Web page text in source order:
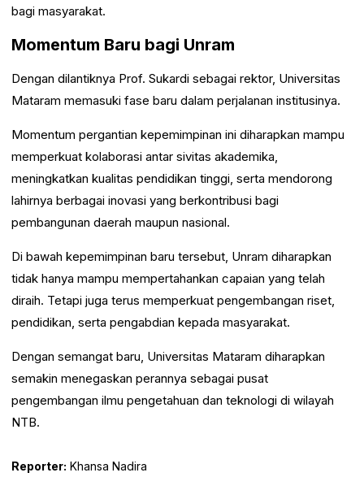
bagi masyarakat.
Momentum Baru bagi Unram
Dengan dilantiknya Prof. Sukardi sebagai rektor, Universitas
Mataram memasuki fase baru dalam perjalanan institusinya.
Momentum pergantian kepemimpinan ini diharapkan mampu
memperkuat kolaborasi antar sivitas akademika,
meningkatkan kualitas pendidikan tinggi, serta mendorong
lahirnya berbagai inovasi yang berkontribusi bagi
pembangunan daerah maupun nasional.
Di bawah kepemimpinan baru tersebut, Unram diharapkan
tidak hanya mampu mempertahankan capaian yang telah
diraih. Tetapi juga terus memperkuat pengembangan riset,
pendidikan, serta pengabdian kepada masyarakat.
Dengan semangat baru, Universitas Mataram diharapkan
semakin menegaskan perannya sebagai pusat
pengembangan ilmu pengetahuan dan teknologi di wilayah
NTB.
Reporter: Khansa Nadira